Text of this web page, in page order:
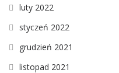
luty 2022
styczeń 2022
grudzień 2021
listopad 2021